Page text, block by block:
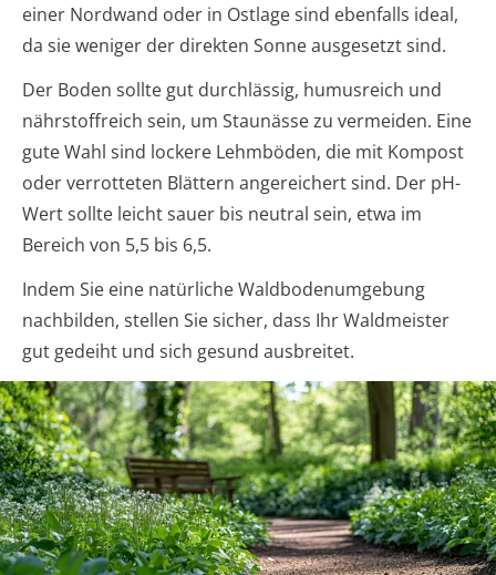
einer Nordwand oder in Ostlage sind ebenfalls ideal,
da sie weniger der direkten Sonne ausgesetzt sind.
Der Boden sollte gut durchlässig, humusreich und
nährstoffreich sein, um Staunässe zu vermeiden. Eine
gute Wahl sind lockere Lehmböden, die mit Kompost
oder verrotteten Blättern angereichert sind. Der pH-
Wert sollte leicht sauer bis neutral sein, etwa im
Bereich von 5,5 bis 6,5.
Indem Sie eine natürliche Waldbodenumgebung
nachbilden, stellen Sie sicher, dass Ihr Waldmeister
gut gedeiht und sich gesund ausbreitet.